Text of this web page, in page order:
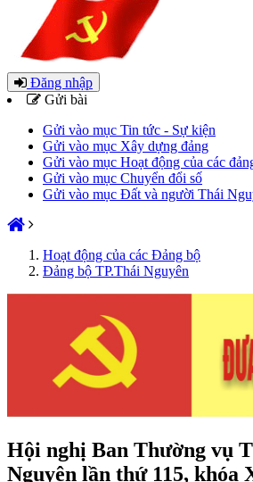
Đăng nhập
Gửi bài
Gửi vào mục Tin tức - Sự kiện
Gửi vào mục Xây dựng đảng
Gửi vào mục Hoạt động của các
Gửi vào mục Chuyển đổi số
Gửi vào mục Đất và người Thái
Hoạt động của các Đảng bộ
Đảng bộ TP.Thái Nguyên
Hội nghị Ban Thường vụ
Nguyên lần thứ 115, khóa